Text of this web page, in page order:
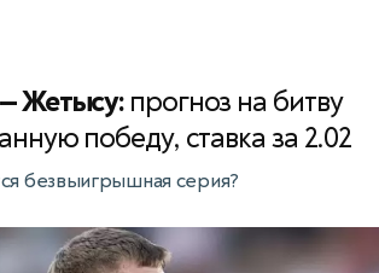
Жетысу: прогноз на битву
победу, ставка за 2.02
безвыигрышная серия?